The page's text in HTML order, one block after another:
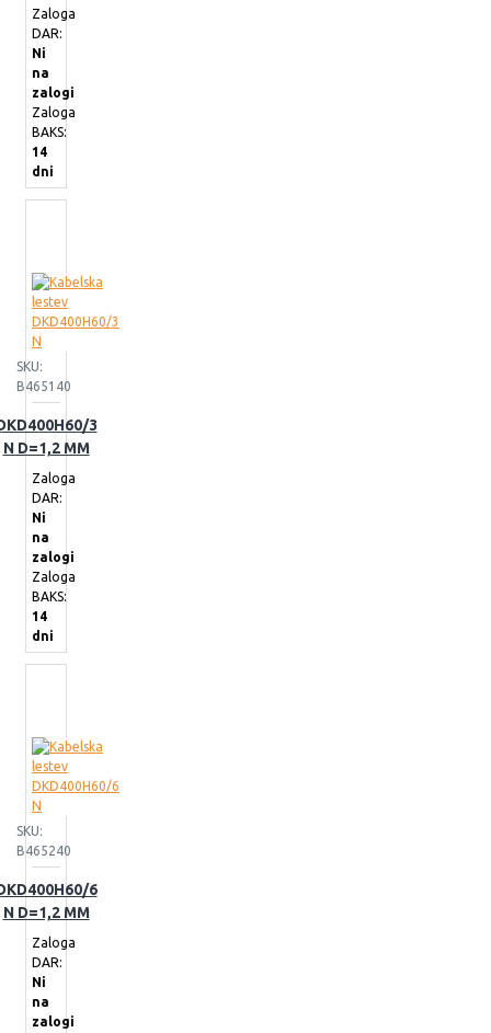
Zaloga
DAR:
Ni
na
zalogi
Zaloga
BAKS:
14
dni
SKU:
B465140
3
N D=1,2 MM
Zaloga
DAR:
Ni
na
zalogi
Zaloga
BAKS:
14
dni
SKU:
B465240
6
N D=1,2 MM
Zaloga
DAR:
Ni
na
zalogi